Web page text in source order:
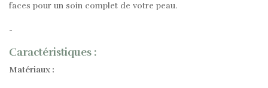
faces pour un soin complet de votre peau.
-
Caractéristiques :
Matériaux :